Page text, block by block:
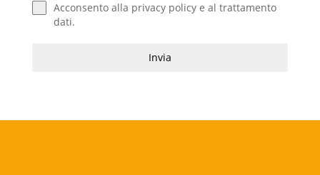
Acconsento alla privacy policye al trattamento
dati.
Invia